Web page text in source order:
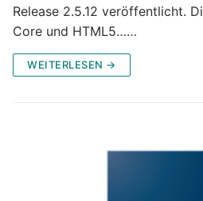
Release 2.5.12 veröffentlicht.
Core und HTML5……
WEITERLESEN →